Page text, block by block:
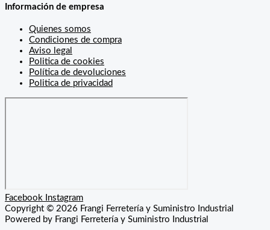
Información de empresa
Quienes somos
Condiciones de compra
Aviso legal
Politica de cookies
Política de devoluciones
Politica de privacidad
Facebook Instagram
Copyright © 2026 Frangi Ferretería y Suministro Industrial
Powered by Frangi Ferretería y Suministro Industrial